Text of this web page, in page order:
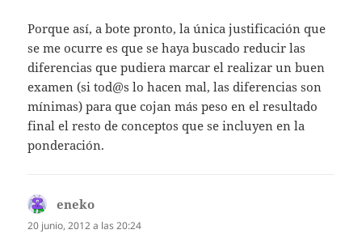
Porque así, a bote pronto, la única justificación que
se me ocurre es que se haya buscado reducir las
diferencias que pudiera marcar el realizar un buen
examen (si tod@s lo hacen mal, las diferencias son
mínimas) para que cojan más peso en el resultado
final el resto de conceptos que se incluyen en la
ponderación.
eneko
20 junio, 2012 a las 20:24